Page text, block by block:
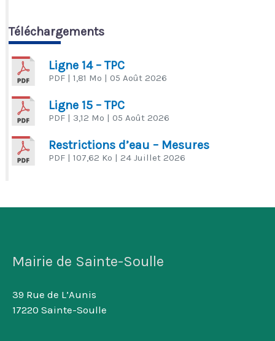
Téléchargements
Ligne 14 – TPC
PDF | 1,81 Mo | 05 Août 2026
Ligne 15 – TPC
PDF | 3,12 Mo | 05 Août 2026
Restrictions d’eau – Mesures
PDF | 107,62 Ko | 24 Juillet 2026
Mairie de Sainte-Soulle
39 Rue de L’Aunis
17220 Sainte-Soulle